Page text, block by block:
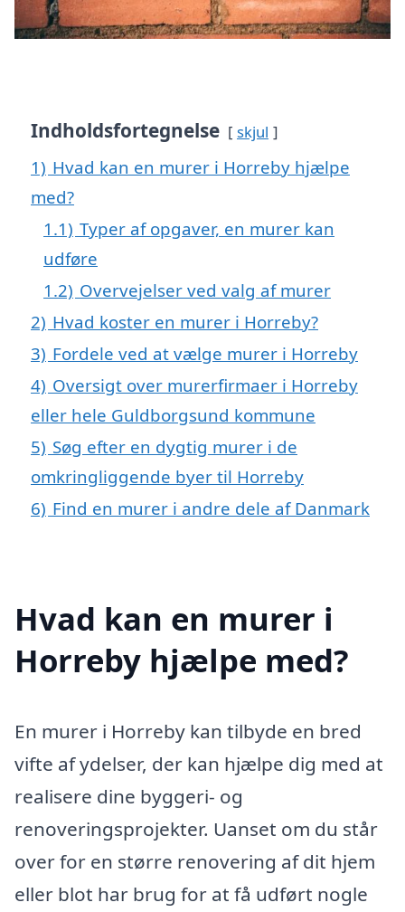
Indholdsfortegnelse skjul
1) Hvad kan en murer i Horreby hjælpe
med?
1.1) Typer af opgaver, en murer kan
udføre
1.2) Overvejelser ved valg af murer
2) Hvad koster en murer i Horreby?
3) Fordele ved at vælge murer i Horreby
4) Oversigt over murerfirmaer i Horreby
eller hele Guldborgsund kommune
5) Søg efter en dygtig murer i de
omkringliggende byer til Horreby
6) Find en murer i andre dele af Danmark
Hvad kan en murer i
Horreby hjælpe med?
En murer i Horreby kan tilbyde en bred
vifte af ydelser, der kan hjælpe dig med at
realisere dine byggeri- og
renoveringsprojekter. Uanset om du står
over for en større renovering af dit hjem
eller blot har brug for at få udført nogle